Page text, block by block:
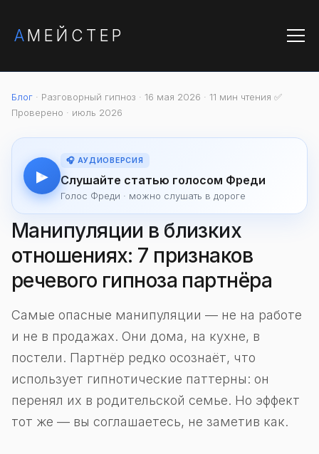
АМЕЙСТЕР
Блог · Разговорный гипноз · 16 мая 2026 · 11 мин чтения ✅
Проверено · июль 2026
▶
🎧 АУДИОВЕРСИЯ
Слушайте статью голосом Фреди
Голос Фреди · можно слушать в дороге
Манипуляции в близких
отношениях: 7 признаков
речевого гипноза партнёра
Самые опасные манипуляции — не на работе
и не в продажах. Они дома, на кухне, в
постели. Партнёр редко осознаёт, что
использует гипнотические паттерны: он
перенял их в родительской семье. Но эффект
тот же — вы соглашаетесь, не заметив как.